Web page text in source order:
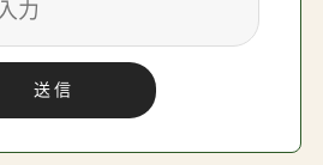
バギーを製造・販売するGMP
2018年から日本総代理店を
店舗はエアバギーの直営店
送信